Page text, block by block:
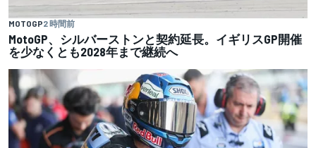
MOTOGP2 時間前
MotoGP、シルバーストンと契約延長。イギリスGP開催
を少なくとも2028年まで継続へ